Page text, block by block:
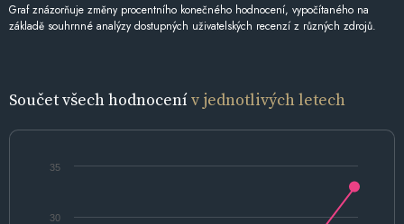
Graf znázorňuje změny procentního konečného hodnocení, vypočítaného na
základě souhrnné analýzy dostupných uživatelských recenzí z různých zdrojů.
Součet všech hodnocenív jednotlivých letech
30
35